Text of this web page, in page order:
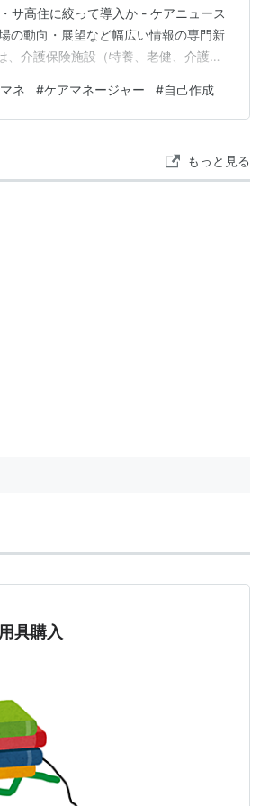
サ高住に絞って導入か - ケアニュース
の動向・展望など幅広い情報の専門新
介護保険施設（特養、老健、介護医
型有料やサ高住だけ自己負担にする
は徴収さ…
ネ #ケアマネージャー #自己作成
もっと見る
具購入